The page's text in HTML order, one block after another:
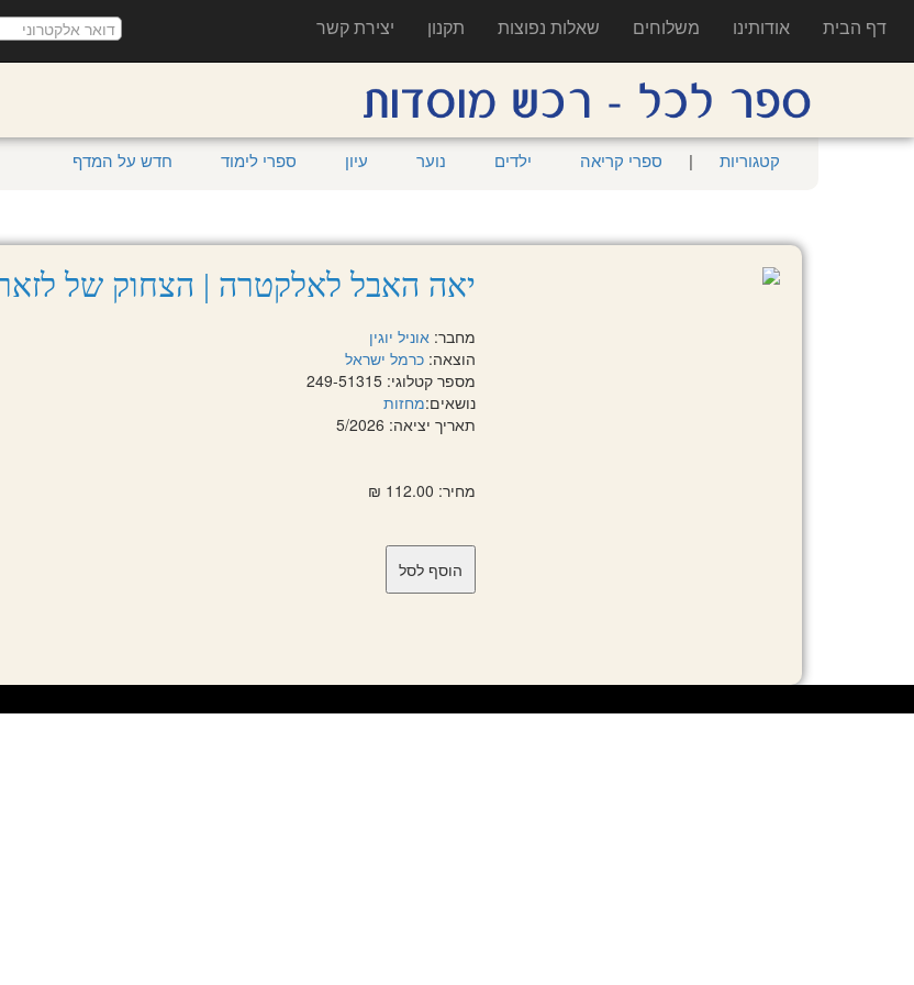
דף הבית אודותינו משלוחים שאלות נפוצות תקנון יצירת קשר
קטגוריות | ספרי קריאה ילדים נוער עיון ספרי לימוד חדש על המדף
יאה האבל לאלקטרה | הצחוק של
מחבר:אוניל יוגין
הוצאה:כרמל ישראל
מספר קטלוגי: 249-51315
נושאים:מחזות
תאריך יציאה: 5/2026
מחיר: 112.00 ₪